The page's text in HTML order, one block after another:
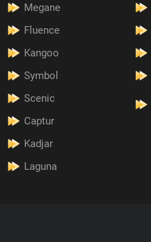
Megane
Fluence
Kangoo
Symbol
Scenic
Captur
Kadjar
Laguna